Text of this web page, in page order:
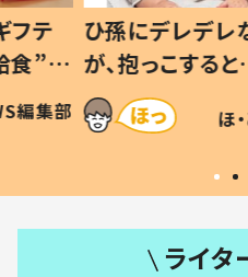
フテ
食”を
の親
編集部
ひ孫にデレデレ
が、抱っこする
「涙が出ました」
い」
ほ
ライタ